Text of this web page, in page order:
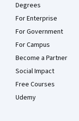
Degrees
For Enterprise
For Government
For Campus
Become a Partner
Social Impact
Free Courses
Udemy